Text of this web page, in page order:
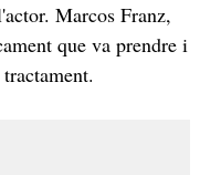
Marcos Franz,
que va prendre i